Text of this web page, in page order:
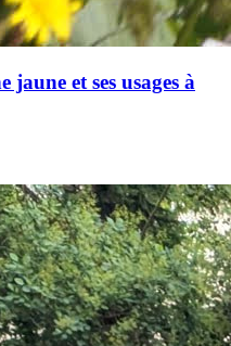
jaune et ses usages à